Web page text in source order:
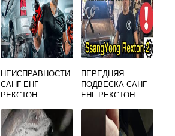
НЕИСПРАВНОСТИ
САНГ ЕНГ
РЕКСТОН
ПЕРЕДНЯЯ
ПОДВЕСКА САНГ
ЕНГ РЕКСТОН